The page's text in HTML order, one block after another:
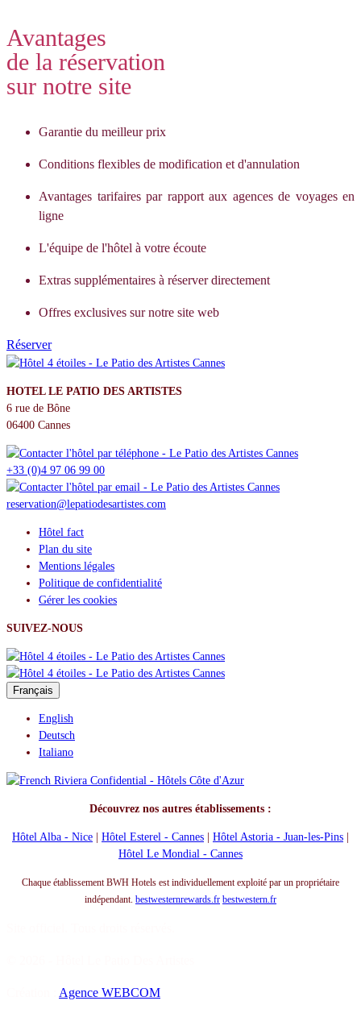
Avantages
de la réservation
sur notre site
Garantie du meilleur prix
Conditions flexibles de modification et d'annulation
Avantages tarifaires par rapport aux agences de voyages en
ligne
L'équipe de l'hôtel à votre écoute
Extras supplémentaires à réserver directement
Offres exclusives sur notre site web
Réserver
HOTEL LE PATIO DES ARTISTES
6 rue de Bône
06400 Cannes
+33 (0)4 97 06 99 00
reservation@lepatiodesartistes.com
Hôtel fact
Plan du site
Mentions légales
Politique de confidentialité
Gérer les cookies
SUIVEZ-NOUS
Français
English
Deutsch
Italiano
Découvrez nos autres établissements :
Hôtel Alba - Nice Hôtel Esterel - Cannes Hôtel Astoria - Juan-les-Pins
Hôtel Le Mondial - Cannes
Chaque établissement BWH Hotels est individuellement exploité par un propriétaire
indépendant. bestwesternrewards.fr bestwestern.fr
Agence WEBCOM